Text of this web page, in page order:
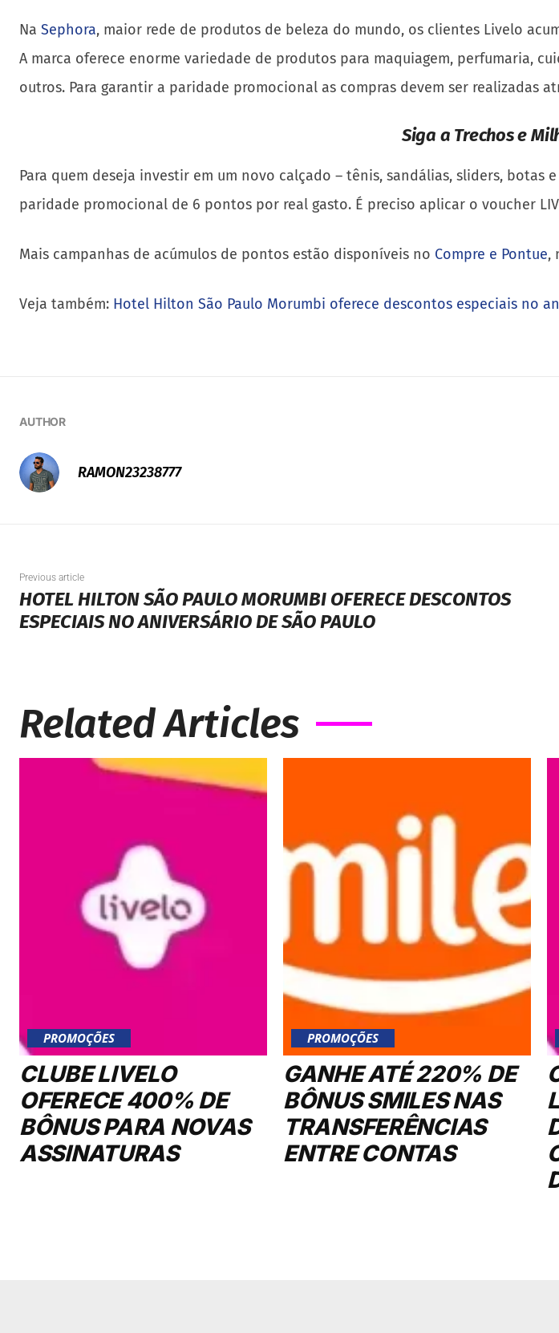
Na Sephora, maior rede de produtos de beleza do mundo, os clientes Livelo
A marca oferece enorme variedade de produtos para maquiagem, perfumaria,
outros. Para garantir a paridade promocional as compras devem ser realizadas
Siga a Trechos e
Para quem deseja investir em um novo calçado – tênis, sandálias, sliders, botas
paridade promocional de 6 pontos por real gasto. É preciso aplicar o voucher
Mais campanhas de acúmulos de pontos estão disponíveis no Compre e Pontue,
Veja também: Hotel Hilton São Paulo Morumbi oferece descontos especiais no
AUTHOR
RAMON23238777
Previous article
HOTEL HILTON SÃO PAULO MORUMBI OFERECE DESCONTOS
ESPECIAIS NO ANIVERSÁRIO DE SÃO PAULO
Related Articles
PROMOÇÕES
CLUBE LIVELO
OFERECE 400% DE
BÔNUS PARA NOVAS
ASSINATURAS
PROMOÇÕES
GANHE ATÉ 220% DE
BÔNUS SMILES NAS
TRANSFERÊNCIAS
ENTRE CONTAS